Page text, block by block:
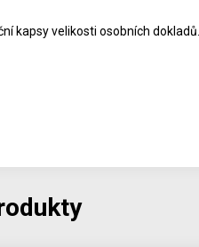
kapsy velikosti osobních dokladů.